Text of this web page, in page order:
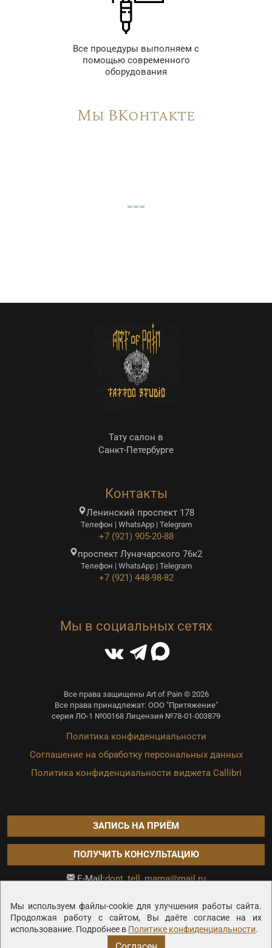
Мы используем файлы-cookie для улучшения работы сайта.
Продолжая работу с сайтом, Вы даёте согласие на их
использование. Подробнее в Политике конфиденциальности.
Все процедуры выполняем с
помощью современного
оборудования
Мы ВКонтакте
Тату салон в
Санкт-Петербурге
Контакты
Ленинский проспект 178
Телефон | WhatsApp | Telegram
+7 (921) 905-20-88
проспект Луначарского 76к2
Телефон | WhatsApp | Telegram
+7 (921) 448-98-82
Мы в социальных сетях
Все права защищены Art of Pain © 2026
Все права принадлежат: ООО "Притяжение"
серия ЛО-1 №00168 Лицензия №78-01-003879
Политика конфиденциальности
Соглашение на обработку персональных данных
Политика конфиденциальности виджета Callibri
ЗАПИСЬ НА ПРИЁМ
ПОЛУЧИТЬ КОНСУЛЬТАЦИЮ
E-Mail:dont_tell_mama@mail.ru